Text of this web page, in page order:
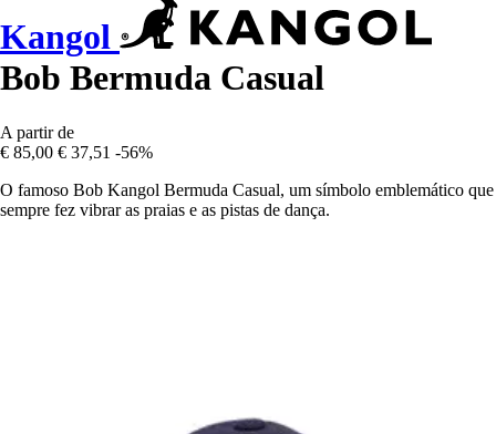
Kangol
Bob Bermuda Casual
A partir de
€ 85,00 € 37,51 -56%
O famoso Bob Kangol Bermuda Casual, um símbolo emblemático que
sempre fez vibrar as praias e as pistas de dança.